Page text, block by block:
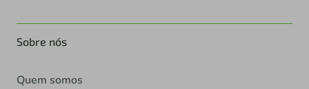
Sobre nós
Quem somos